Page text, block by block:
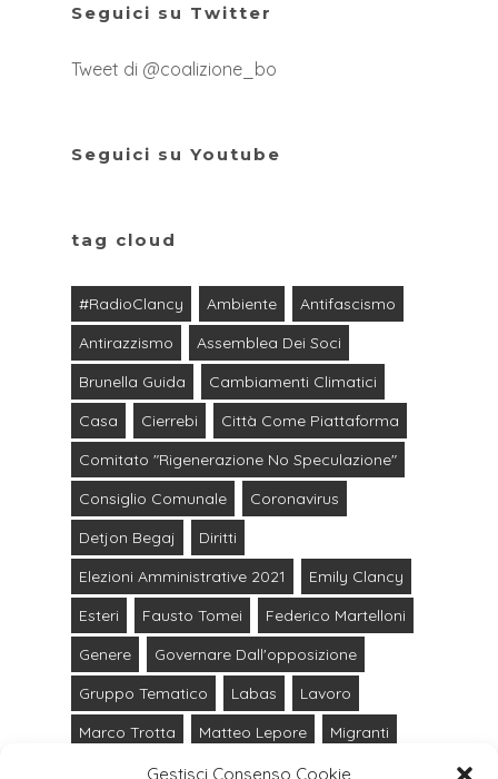
Gestisci Consenso Cookie
Seguici su Twitter
Tweet di @coalizione_bo
Seguici su Youtube
tag cloud
#RadioClancy Ambiente
Antifascismo
Antirazzismo
Assemblea Dei Soci
Brunella Guida
Cambiamenti Climatici
Casa
Cierrebi
Città Come Piattaforma
Comitato "Rigenerazione No Speculazione"
Consiglio Comunale
Coronavirus
Detjon Begaj
Diritti
Elezioni Amministrative 2021
Emily Clancy
Esteri
Fausto Tomei
Federico Martelloni
Genere
Governare Dall'opposizione
Gruppo Tematico
Labas
Lavoro
Marco Trotta
Matteo Lepore
Migranti
Mobilità Sostenibile